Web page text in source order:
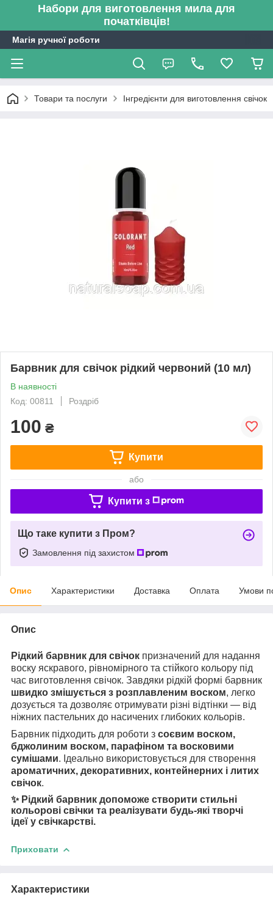
Набори для виготовлення мила для
початківців!
Магія ручної роботи
Товари та послуги Інгредієнти для виготовлення свічок
Барвник для свічок рідкий червоний (10 мл)
В наявності
Код: 00811
Роздріб
100 ₴
Купити
або
Купити з
Що таке купити з Пром?
Замовлення під захистом
Опис Характеристики Доставка Оплата Умови
Опис
Рідкий барвник для свічок призначений для надання
воску яскравого, рівномірного та стійкого кольору під
час виготовлення свічок. Завдяки рідкій формі барвник
швидко змішується з розплавленим воском, легко
дозується та дозволяє отримувати різні відтінки — від
ніжних пастельних до насичених глибоких кольорів.
Барвник підходить для роботи з соєвим воском,
бджолиним воском, парафіном та восковими
сумішами. Ідеально використовується для створення
ароматичних, декоративних, контейнерних і литих
свічок.
✨ Рідкий барвник допоможе створити стильні
кольорові свічки та реалізувати будь-які творчі
ідеї у свічкарстві.
Приховати
Характеристики